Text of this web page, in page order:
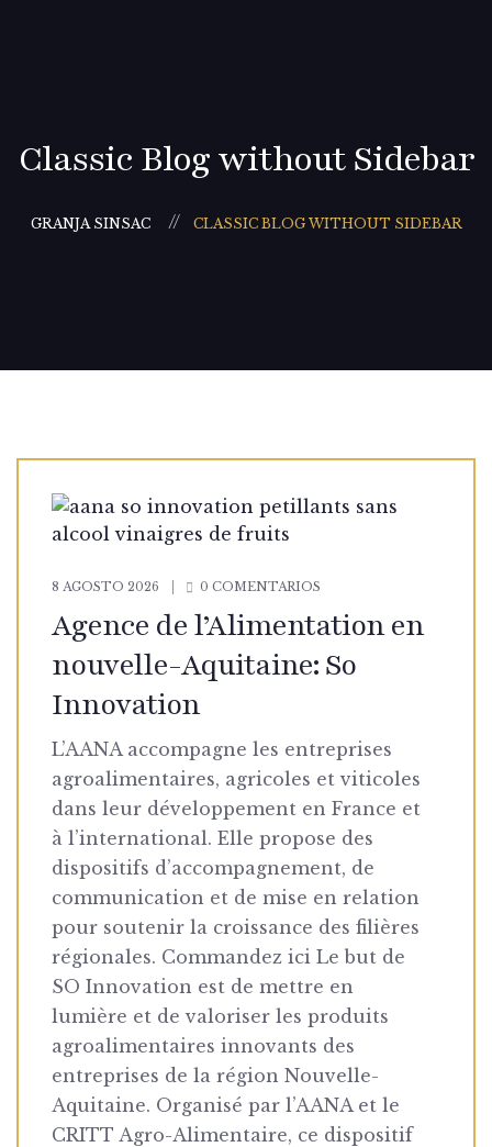
Classic Blog without Sidebar
GRANJA SINSAC CLASSIC BLOG WITHOUT SIDEBAR
8 AGOSTO 2026 0 COMENTARIOS
Agence de l’Alimentation en
nouvelle-Aquitaine: So
Innovation
L’AANA accompagne les entreprises
agroalimentaires, agricoles et viticoles
dans leur développement en France et
à l’international. Elle propose des
dispositifs d’accompagnement, de
communication et de mise en relation
pour soutenir la croissance des filières
régionales. Commandez ici Le but de
SO Innovation est de mettre en
lumière et de valoriser les produits
agroalimentaires innovants des
entreprises de la région Nouvelle-
Aquitaine. Organisé par l’AANA et le
CRITT Agro-Alimentaire, ce dispositif